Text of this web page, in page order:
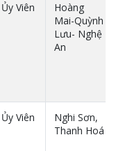
Ủy Viên
Hoàng
Mai-Quỳnh
Lưu- Nghệ
An
Ủy Viên
Nghi Sơn,
Thanh Hoá